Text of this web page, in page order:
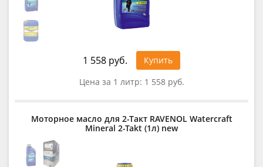
1 558 руб.
Купить
Цена за 1 литр: 1 558 руб.
Моторное масло для 2-Такт RAVENOL Watercraft
Mineral 2-Takt (1л) new